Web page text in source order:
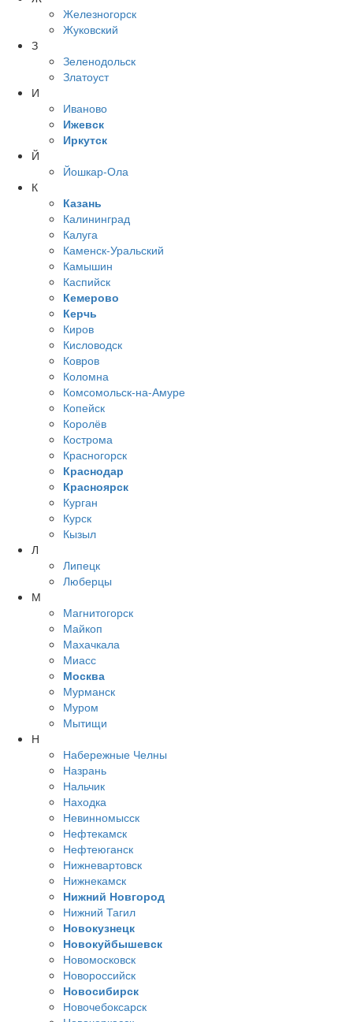
Железногорск
Жуковский
З
Зеленодольск
Златоуст
И
Иваново
Ижевск
Иркутск
Й
Йошкар-Ола
К
Казань
Калининград
Калуга
Каменск-Уральский
Камышин
Каспийск
Кемерово
Керчь
Киров
Кисловодск
Ковров
Коломна
Комсомольск-на-Амуре
Копейск
Королёв
Кострома
Красногорск
Краснодар
Красноярск
Курган
Курск
Кызыл
Л
Липецк
Люберцы
М
Магнитогорск
Майкоп
Махачкала
Миасс
Москва
Мурманск
Муром
Мытищи
Н
Набережные Челны
Назрань
Нальчик
Находка
Невинномысск
Нефтекамск
Нефтеюганск
Нижневартовск
Нижнекамск
Нижний Новгород
Нижний Тагил
Новокузнецк
Новокуйбышевск
Новомосковск
Новороссийск
Новосибирск
Новочебоксарск